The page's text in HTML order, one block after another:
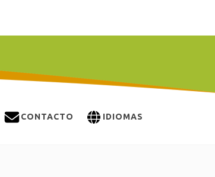
CONTACTO IDIOMAS